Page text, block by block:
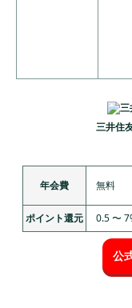
ビューカード
三井住
年会費 無料
ポイント還元 0.5 〜
公